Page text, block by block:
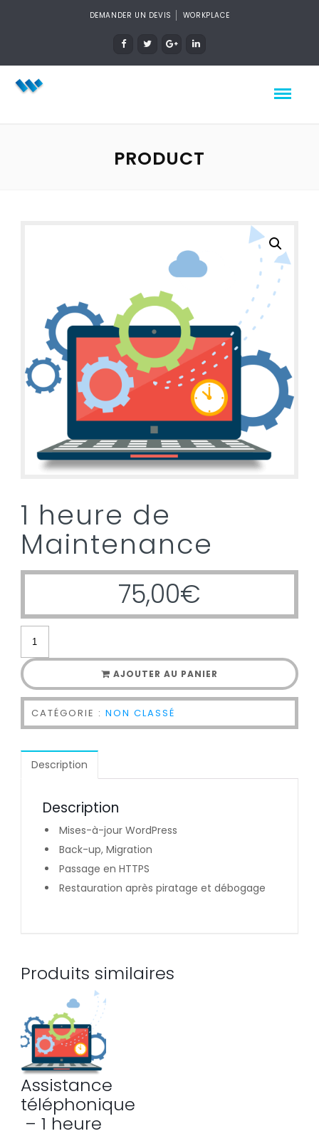
DEMANDER UN DEVIS WORKPLACE
PRODUCT
1 heure de
Maintenance
75,00€
AJOUTER AU PANIER
CATÉGORIE : NON CLASSÉ
Description
Description
Mises-à-jour WordPress
Back-up, Migration
Passage en HTTPS
Restauration après piratage et débogage
Produits similaires
Assistance
téléphonique
– 1 heure